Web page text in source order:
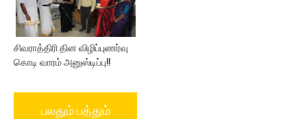
சிவராத்திரி தின விழிப்புணர்வு
கொடி வாரம் அனுஸ்டிப்பு!!
பலதும் பத்தும்